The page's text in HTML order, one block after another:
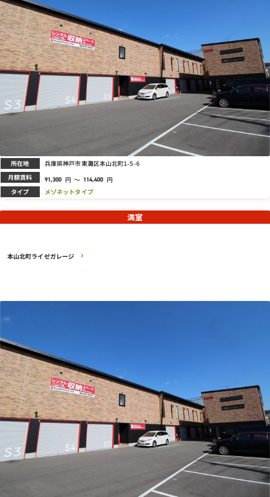
所在地 兵庫県神戸市東灘区本山北町1-5-6
月額賃料 91,300 円 ～ 114,400 円
タイプ メゾネットタイプ
本山北町ライゼガレージ
満室